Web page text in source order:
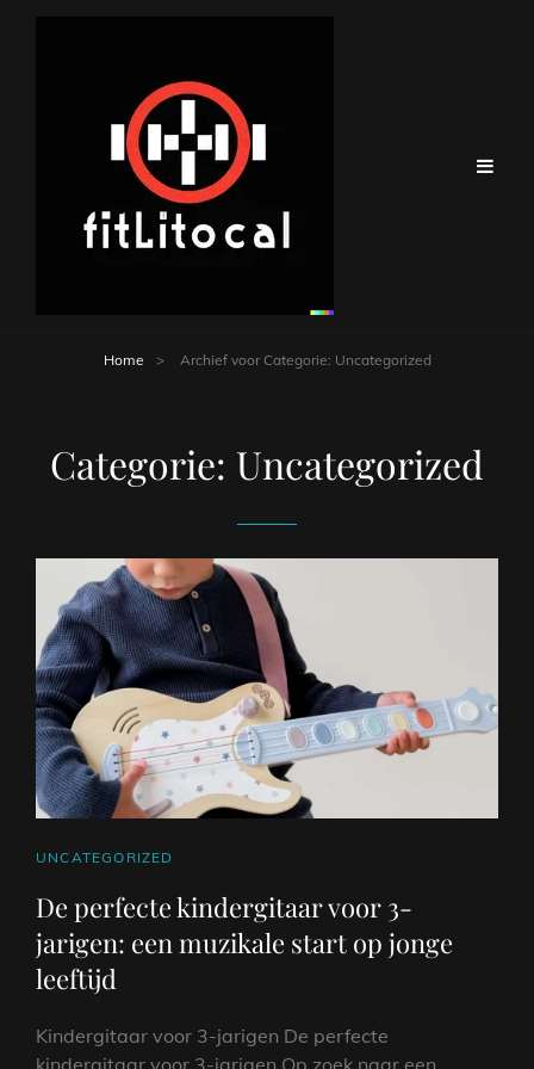
Home > Archief voor Categorie: Uncategorized
Categorie: Uncategorized
CAT
UNCATEGORIZED
De perfecte kindergitaar voor 3-
jarigen: een muzikale start op jonge
leeftijd
Kindergitaar voor 3-jarigen De perfecte
kindergitaar voor 3-jarigen Op zoek naar een